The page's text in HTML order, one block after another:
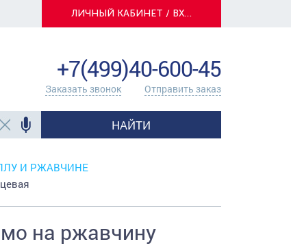
ЛИЧНЫЙ КАБИНЕТ / ВХОД
+7(499)40-600-45
Заказать звонок Отправить заказ
НАЙТИ
И РЖАВЧИНЕ
на ржавчину